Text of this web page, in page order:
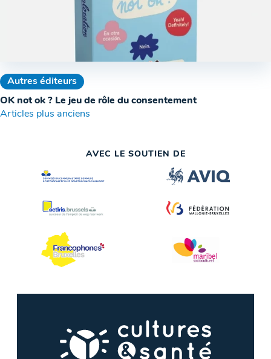
Autres éditeurs
OK not ok ? Le jeu de rôle du consentement
Navigation
articles
Articles plus anciens
AVEC LE SOUTIEN DE